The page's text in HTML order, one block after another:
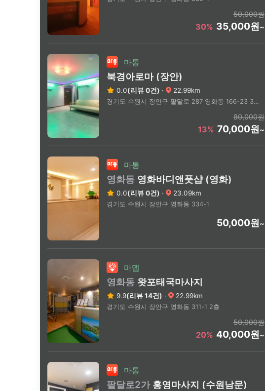
50,000원
30% 35,000원~
마통
북경아로마 (장안)
0.0(리뷰 0건) · 22.99km
경기도 수원시 장안구 팔달로 287 영화동 166-23 3층
80,000원
13% 70,000원~
마통
영화동 영화바디앤풋샵 (영화)
0.0(리뷰 0건) · 23.09km
경기도 수원시 장안구 영화동 334-1
50,000원~
마맵
영화동 왓포태국마사지
9.9(리뷰 14건) · 22.99km
경기도 수원시 장안구 영화동 311-1 2층
50,000원
20% 40,000원~
마통
팔달로2가홍영마사지 (수원남문)